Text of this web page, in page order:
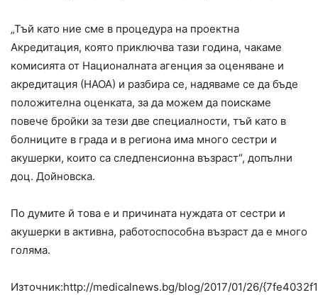
„Тъй като ние сме в процедура на проектна
Акредитация, която приключва тази година, чакаме
комисията от Националната агенция за оценяване и
акредитация (НАОА) и разбира се, надяваме се да бъде
положителна оценката, за да можем да поискаме
повече бройки за тези две специалности, тъй като в
болниците в града и в региона има много сестри и
акушерки, които са следпенсионна възраст“, допълни
доц. Дойновска.
По думите й това е и причината нуждата от сестри и
акушерки в активна, работоспособна възраст да е много
голяма.
Източник:http://medicalnews.bg/blog/2017/01/26/